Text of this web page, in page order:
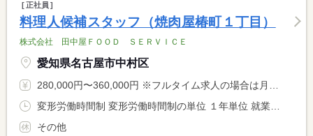
正社員
料理人候補スタッフ（焼肉屋椿町１丁目）
株式会社 田中屋ＦＯＯＤ ＳＥＲＶＩＣＥ
愛知県名古屋市中村区
280,000円〜360,000円 ※フルタイム求人の場合は月額（換算額）、パート求人の場合は時間額を表示しています。
その他